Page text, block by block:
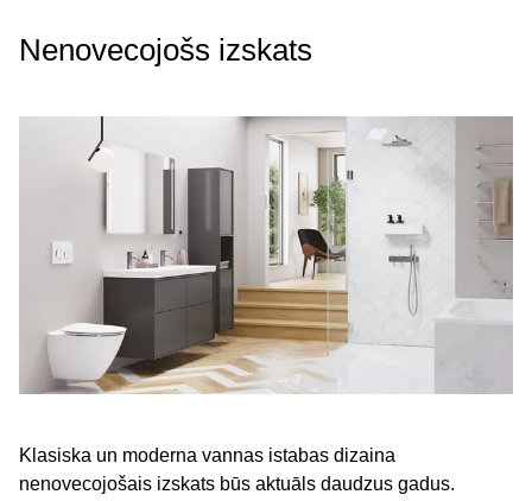
Nenovecojošs izskats
Klasiska un moderna vannas istabas dizaina
nenovecojošais izskats būs aktuāls daudzus gadus.